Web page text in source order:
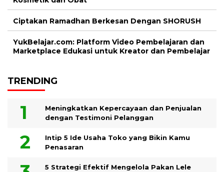
Ciptakan Ramadhan Berkesan Dengan SHORUSH
YukBelajar.com: Platform Video Pembelajaran dan
Marketplace Edukasi untuk Kreator dan Pembelajar
TRENDING
Meningkatkan Kepercayaan dan Penjualan
dengan Testimoni Pelanggan
Intip 5 Ide Usaha Toko yang Bikin Kamu
Penasaran
5 Strategi Efektif Mengelola Pakan Lele